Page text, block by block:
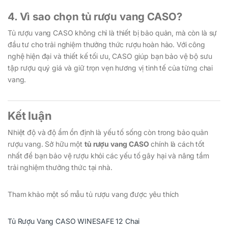
4. Vì sao chọn tủ rượu vang CASO?
Tủ rượu vang CASO không chỉ là thiết bị bảo quản, mà còn là sự
đầu tư cho trải nghiệm thưởng thức rượu hoàn hảo. Với công
nghệ hiện đại và thiết kế tối ưu, CASO giúp bạn bảo vệ bộ sưu
tập rượu quý giá và giữ trọn vẹn hương vị tinh tế của từng chai
vang.
Kết luận
Nhiệt độ và độ ẩm ổn định là yếu tố sống còn trong bảo quản
rượu vang. Sở hữu một tủ rượu vang CASO chính là cách tốt
nhất để bạn bảo vệ rượu khỏi các yếu tố gây hại và nâng tầm
trải nghiệm thưởng thức tại nhà.
Tham khảo một số mẫu tủ rượu vang được yêu thích
Tủ Rượu Vang CASO WINESAFE 12 Chai